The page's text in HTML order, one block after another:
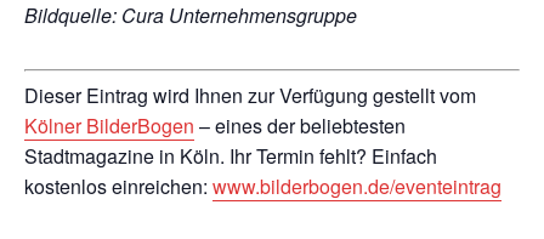
Bildquelle: Cura Unternehmensgruppe
Dieser Eintrag wird Ihnen zur Verfügung gestellt vom
Kölner BilderBogen – eines der beliebtesten
Stadtmagazine in Köln. Ihr Termin fehlt? Einfach
kostenlos einreichen: www.bilderbogen.de/eventeintrag